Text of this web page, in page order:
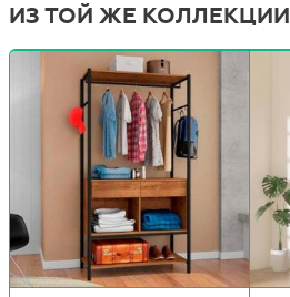
ИЗ ТОЙ ЖЕ КОЛЛЕКЦИИ